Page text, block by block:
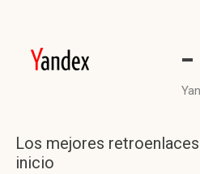
-
Los mejores
inicio